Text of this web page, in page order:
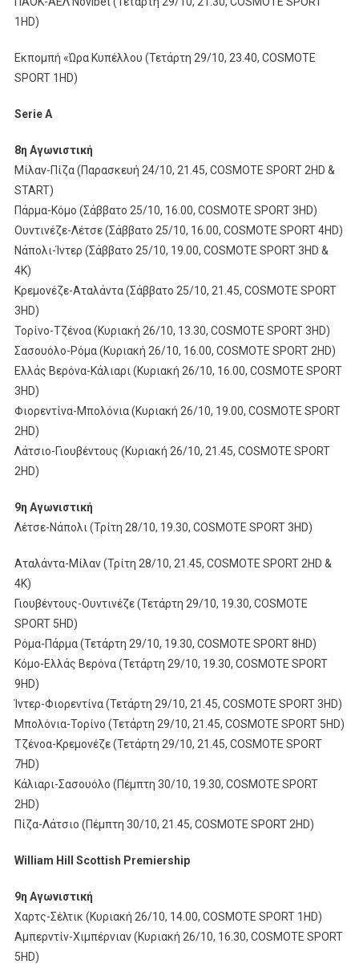
1HD)
Εκπομπή «Ώρα Κυπέλλου (Τετάρτη 29/10, 23.40, COSMOTE
SPORT 1HD)
Serie A
8η Αγωνιστική
Μίλαν-Πίζα (Παρασκευή 24/10, 21.45, COSMOTE SPORT 2HD &
START)
Πάρμα-Κόμο (Σάββατο 25/10, 16.00, COSMOTE SPORT 3HD)
Ουντινέζε-Λέτσε (Σάββατο 25/10, 16.00, COSMOTE SPORT 4HD)
Νάπολι-Ίντερ (Σάββατο 25/10, 19.00, COSMOTE SPORT 3HD &
4K)
Κρεμονέζε-Αταλάντα (Σάββατο 25/10, 21.45, COSMOTE SPORT
3HD)
Τορίνο-Τζένοα (Κυριακή 26/10, 13.30, COSMOTE SPORT 3HD)
Σασουόλο-Ρόμα (Κυριακή 26/10, 16.00, COSMOTE SPORT 2HD)
Ελλάς Βερόνα-Κάλιαρι (Κυριακή 26/10, 16.00, COSMOTE SPORT
3HD)
Φιορεντίνα-Μπολόνια (Κυριακή 26/10, 19.00, COSMOTE SPORT
2HD)
Λάτσιο-Γιουβέντους (Κυριακή 26/10, 21.45, COSMOTE SPORT
2HD)
9η Αγωνιστική
Λέτσε-Νάπολι (Τρίτη 28/10, 19.30, COSMOTE SPORT 3HD)
Αταλάντα-Μίλαν (Τρίτη 28/10, 21.45, COSMOTE SPORT 2HD &
4K)
Γιουβέντους-Ουντινέζε (Τετάρτη 29/10, 19.30, COSMOTE
SPORT 5HD)
Ρόμα-Πάρμα (Τετάρτη 29/10, 19.30, COSMOTE SPORT 8HD)
Κόμο-Ελλάς Βερόνα (Τετάρτη 29/10, 19.30, COSMOTE SPORT
9HD)
Ίντερ-Φιορεντίνα (Τετάρτη 29/10, 21.45, COSMOTE SPORT 3HD)
Μπολόνια-Τορίνο (Τετάρτη 29/10, 21.45, COSMOTE SPORT 5HD)
Τζένοα-Κρεμονέζε (Τετάρτη 29/10, 21.45, COSMOTE SPORT
7HD)
Κάλιαρι-Σασουόλο (Πέμπτη 30/10, 19.30, COSMOTE SPORT
2HD)
Πίζα-Λάτσιο (Πέμπτη 30/10, 21.45, COSMOTE SPORT 2HD)
William Hill Scottish Premiership
9η Αγωνιστική
Χαρτς-Σέλτικ (Κυριακή 26/10, 14.00, COSMOTE SPORT 1HD)
Αμπερντίν-Χιμπέρνιαν (Κυριακή 26/10, 16.30, COSMOTE SPORT
5HD)